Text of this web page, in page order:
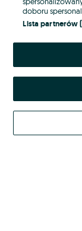
Nie pamiętasz
Kontynuując za
doboru
Lista partnerów